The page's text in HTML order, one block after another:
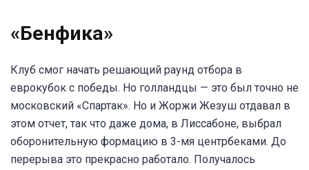
«Бенфика»
Клуб смог начать решающий раунд отбора в
еврокубок с победы. Но голландцы — это был точно не
московский «Спартак». Но и Жоржи Жезуш отдавал в
этом отчет, так что даже дома, в Лиссабоне, выбрал
оборонительную формацию в 3-мя центрбеками. До
перерыва это прекрасно работало. Получалось